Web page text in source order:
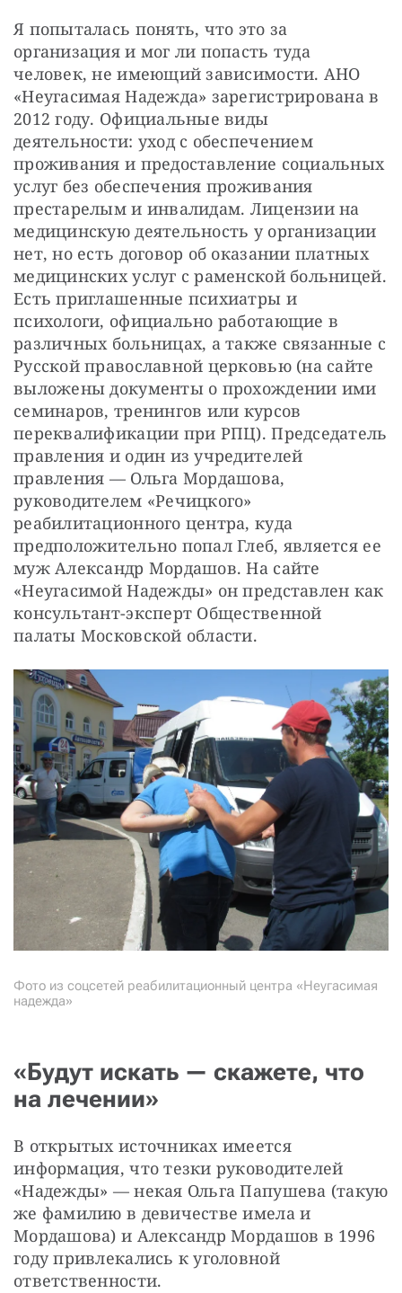
Я попыталась понять, что это за
организация и мог ли попасть туда
человек, не имеющий зависимости. АНО
«Неугасимая Надежда» зарегистрирована в
2012 году. Официальные виды
деятельности: уход с обеспечением
проживания и предоставление социальных
услуг без обеспечения проживания
престарелым и инвалидам. Лицензии на
медицинскую деятельность у организации
нет, но есть договор об оказании платных
медицинских услуг с раменской больницей.
Есть приглашенные психиатры и
психологи, официально работающие в
различных больницах, а также связанные с
Русской православной церковью (на сайте
выложены документы о прохождении ими
семинаров, тренингов или курсов
переквалификации при РПЦ). Председатель
правления и один из учредителей
правления — Ольга Мордашова,
руководителем «Речицкого»
реабилитационного центра, куда
предположительно попал Глеб, является ее
муж Александр Мордашов. На сайте
«Неугасимой Надежды» он представлен как
консультант-эксперт Общественной
палаты Московской области.
Фото из соцсетей реабилитационный центра «Неугасимая
надежда»
«Будут искать — скажете, что
на лечении»
В открытых источниках имеется
информация, что тезки руководителей
«Надежды» — некая Ольга Папушева (такую
же фамилию в девичестве имела и
Мордашова) и Александр Мордашов в 1996
году привлекались к уголовной
ответственности.